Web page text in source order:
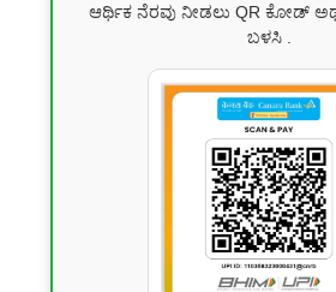
ಆರ್ಥಿಕ ನೆರವು ನೀಡಲು QR ಕೋಡ್
ಬಳಸಿ .